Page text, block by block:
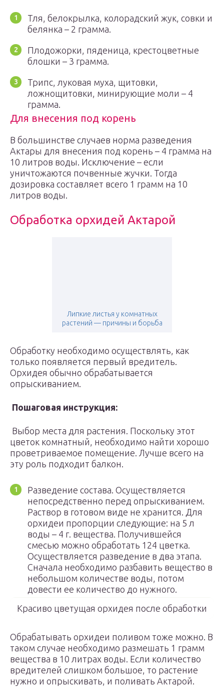
Тля, белокрылка, колорадский жук, совки и
белянка – 2 грамма.
Плодожорки, пяденица, крестоцветные
блошки – 3 грамма.
Трипс, луковая муха, щитовки,
ложнощитовки, минирующие моли – 4
грамма.
Для внесения под корень
В большинстве случаев норма разведения
Актары для внесения под корень – 4 грамма на
10 литров воды. Исключение – если
уничтожаются почвенные жучки. Тогда
дозировка составляет всего 1 грамм на 10
литров воды.
Обработка орхидей Актарой
Липкие листья у комнатных
растений — причины и борьба
Обработку необходимо осуществлять, как
только появляется первый вредитель.
Орхидея обычно обрабатывается
опрыскиванием.
Пошаговая инструкция:
Выбор места для растения. Поскольку этот
цветок комнатный, необходимо найти хорошо
проветриваемое помещение. Лучше всего на
эту роль подходит балкон.
Разведение состава. Осуществляется
непосредственно перед опрыскиванием.
Раствор в готовом виде не хранится. Для
орхидеи пропорции следующие: на 5 л
воды – 4 г. вещества. Получившейся
смесью можно обработать 124 цветка.
Осуществляется разведение в два этапа.
Сначала необходимо разбавить вещество в
небольшом количестве воды, потом
довести ее количество до нужного.
Красиво цветущая орхидея после обработки
Обрабатывать орхидеи поливом тоже можно. В
таком случае необходимо размешать 1 грамм
вещества в 10 литрах воды. Если количество
вредителей слишком большое, то растение
нужно и опрыскивать, и поливать Актарой.